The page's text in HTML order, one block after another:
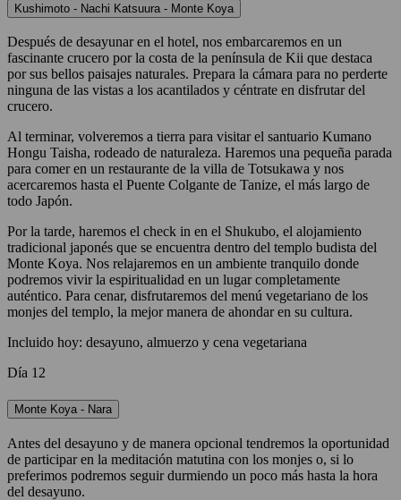
Kushimoto - Nachi Katsuura - Monte Koya
Después de desayunar en el hotel, nos embarcaremos en un
fascinante crucero por la costa de la península de Kii que destaca
por sus bellos paisajes naturales. Prepara la cámara para no perderte
ninguna de las vistas a los acantilados y céntrate en disfrutar del
crucero.
Al terminar, volveremos a tierra para visitar el santuario Kumano
Hongu Taisha, rodeado de naturaleza. Haremos una pequeña parada
para comer en un restaurante de la villa de Totsukawa y nos
acercaremos hasta el Puente Colgante de Tanize, el más largo de
todo Japón.
Por la tarde, haremos el check in en el Shukubo, el alojamiento
tradicional japonés que se encuentra dentro del templo budista del
Monte Koya. Nos relajaremos en un ambiente tranquilo donde
podremos vivir la espiritualidad en un lugar completamente
auténtico. Para cenar, disfrutaremos del menú vegetariano de los
monjes del templo, la mejor manera de ahondar en su cultura.
Incluido hoy: desayuno, almuerzo y cena vegetariana
Día 12
Monte Koya - Nara
Antes del desayuno y de manera opcional tendremos la oportunidad
de participar en la meditación matutina con los monjes o, si lo
preferimos podremos seguir durmiendo un poco más hasta la hora
del desayuno.